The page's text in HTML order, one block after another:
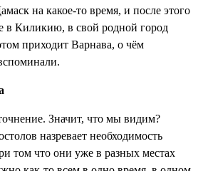
на какое-то время, и после этого
в Киликию, в свой родной город
приходит Варнава, о чём
Значит, что мы видим?
назревает необходимость
том что они уже в разных местах